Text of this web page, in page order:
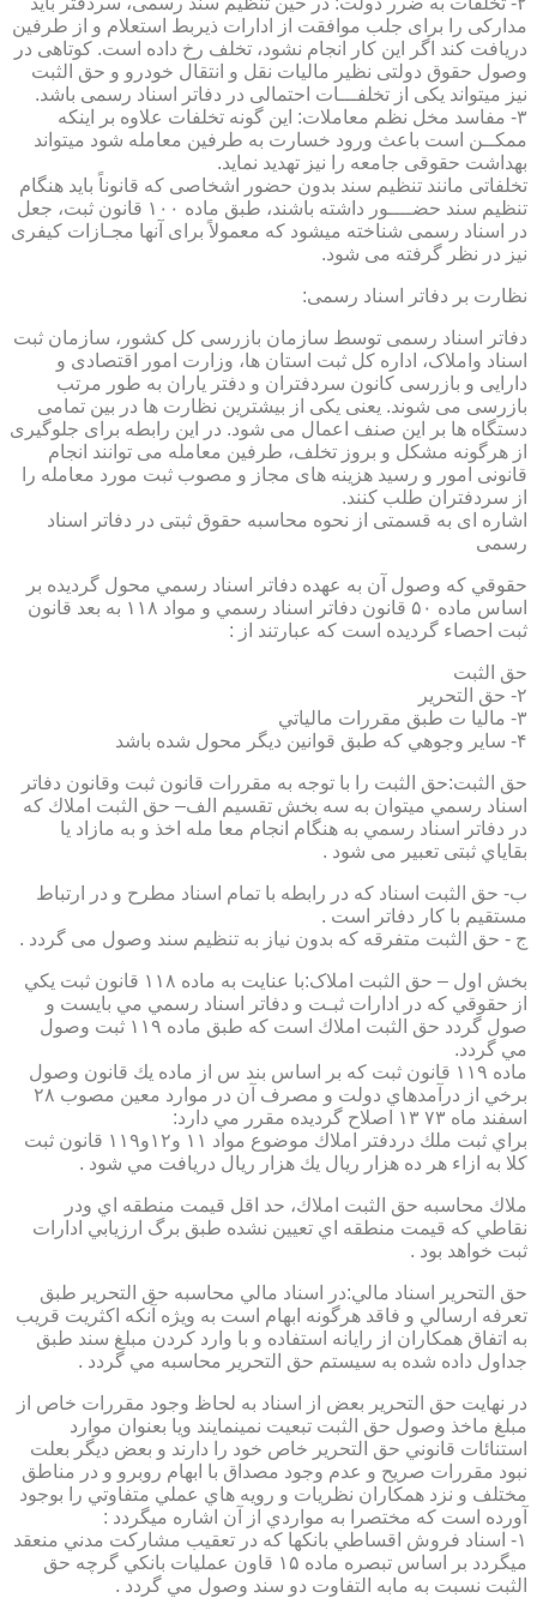
مدارکی را برای جلب موافقت از ادارات ذیربط استعلام و از طرفین
دریافت کند اگر این کار انجام نشود، تخلف رخ داده است. کوتاهی در
وصول حقوق دولتی نظیر مالیات نقل و انتقال خودرو و حق الثبت
نیز میتواند یکی از تخلفـــات احتمالی در دفاتر اسناد رسمی باشد.
۳- مفاسد مخل نظم معاملات: این گونه تخلفات علاوه بر اینکه
ممکــن است باعث ورود خسارت به طرفین معامله شود میتواند
بهداشت حقوقی جامعه را نیز تهدید نماید.
تخلفاتی مانند تنظیم سند بدون حضور اشخاصی که قانوناً باید هنگام
تنظیم سند حضــــور داشته باشند، طبق ماده ۱۰۰ قانون ثبت، جعل
در اسناد رسمی شناخته میشود که معمولاً برای آنها مجـازات کیفری
نیز در نظر گرفته می شود.
نظارت بر دفاتر اسناد رسمی:
دفاتر اسناد رسمی توسط سازمان بازرسی کل کشور، سازمان ثبت
اسناد واملاک، اداره کل ثبت استان ها، وزارت امور اقتصادی و
دارایی و بازرسی کانون سردفتران و دفتر یاران به طور مرتب
بازرسی می شوند. یعنی یکی از بیشترین نظارت ها در بین تمامی
دستگاه ها بر این صنف اعمال می شود. در این رابطه برای جلوگیری
از هرگونه مشکل و بروز تخلف، طرفین معامله می توانند انجام
قانونی امور و رسید هزینه های مجاز و مصوب ثبت مورد معامله را
از سردفتران طلب کنند.
اشاره ای به قسمتی از نحوه محاسبه حقوق ثبتی در دفاتر اسناد
رسمی
حقوقي كه وصول آن به عهده دفاتر اسناد رسمي محول گرديده بر
اساس ماده ۵۰ قانون دفاتر اسناد رسمي و مواد ۱۱۸ به بعد قانون
ثبت احصاء گرديده است كه عبارتند از :
حق الثبت
۲- حق التحرير
۳- ماليا ت طبق مقررات مالياتي
۴- ساير وجوهي كه طبق قوانين ديگر محول شده باشد
حق الثبت:حق الثبت را با توجه به مقررات قانون ثبت وقانون دفاتر
اسناد رسمي ميتوان به سه بخش تقسيم الف– حق الثبت املاك كه
در دفاتر اسناد رسمي به هنگام انجام معا مله اخذ و به مازاد يا
بقاياي ثبتی تعبیر می شود .
ب- حق الثبت اسناد كه در رابطه با تمام اسناد مطرح و در ارتباط
مستقيم با كار دفاتر است .
ج - حق الثبت متفرقه كه بدون نياز به تنظیم سند وصول می گردد .
بخش اول – حق الثبت املاک:با عنايت به ماده ۱۱۸ قانون ثبت يكي
از حقوقي كه در ادارات ثبـت و دفاتر اسناد رسمي مي بايست و
صول گردد حق الثبت املاك است كه طبق ماده ۱۱۹ ثبت وصول
مي گردد.
ماده ۱۱۹ قانون ثبت كه بر اساس بند س از ماده يك قانون وصول
برخي از درآمدهاي دولت و مصرف آن در موارد معين مصوب ۲۸
اسفند ماه ۷۳ ۱۳ اصلاح گرديده مقرر مي دارد:
براي ثبت ملك دردفتر املاك موضوع مواد ۱۱ و۱۲و۱۱۹ قانون ثبت
كلا به ازاء هر ده هزار ريال يك هزار ريال دريافت مي شود .
ملاك محاسبه حق الثبت املاك، حد اقل قيمت منطقه اي ودر
نقاطي كه قيمت منطقه اي تعيين نشده طبق برگ ارزيابي ادارات
ثبت خواهد بود .
حق التحرير اسناد مالي:در اسناد مالي محاسبه حق التحرير طبق
تعرفه ارسالي و فاقد هرگونه ابهام است به ويژه آنكه اكثريت قريب
به اتفاق همكاران از رايانه استفاده و با وارد كردن مبلغ سند طبق
جداول داده شده به سيستم حق التحرير محاسبه مي گردد .
در نهايت حق التحرير بعض از اسناد به لحاظ وجود مقررات خاص از
مبلغ ماخذ وصول حق الثبت تبعيت نمينمايند ويا بعنوان موارد
استنائات قانوني حق التحرير خاص خود را دارند و بعض ديگر بعلت
نبود مقررات صريح و عدم وجود مصداق با ابهام روبرو و در مناطق
مختلف و نزد همكاران نظريات و رويه هاي عملي متفاوتي را بوجود
آورده است كه مختصرا به مواردي از آن اشاره ميگردد :
۱- اسناد فروش اقساطي بانكها كه در تعقيب مشاركت مدني منعقد
ميگردد بر اساس تبصره ماده ۱۵ قاون عمليات بانكي گرچه حق
الثبت نسبت به مابه التفاوت دو سند وصول مي گردد .